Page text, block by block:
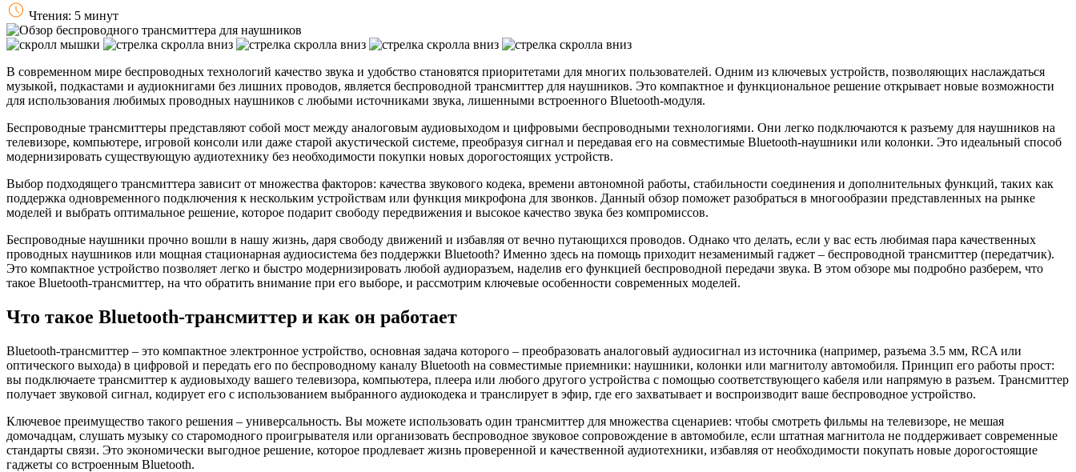
Чтения: 5 минут
В современном мире беспроводных технологий качество звука и удобство становятся приоритетами для многих пользователей. Одним из ключевых устройств, позволяющих наслаждаться
музыкой, подкастами и аудиокнигами без лишних проводов, является беспроводной трансмиттер для наушников. Это компактное и функциональное решение открывает новые возможности
для использования любимых проводных наушников с любыми источниками звука, лишенными встроенного Bluetooth-модуля.
Беспроводные трансмиттеры представляют собой мост между аналоговым аудиовыходом и цифровыми беспроводными технологиями. Они легко подключаются к разъему для наушников на
телевизоре, компьютере, игровой консоли или даже старой акустической системе, преобразуя сигнал и передавая его на совместимые Bluetooth-наушники или колонки. Это идеальный способ
модернизировать существующую аудиотехнику без необходимости покупки новых дорогостоящих устройств.
Выбор подходящего трансмиттера зависит от множества факторов: качества звукового кодека, времени автономной работы, стабильности соединения и дополнительных функций, таких как
поддержка одновременного подключения к нескольким устройствам или функция микрофона для звонков. Данный обзор поможет разобраться в многообразии представленных на рынке
моделей и выбрать оптимальное решение, которое подарит свободу передвижения и высокое качество звука без компромиссов.
Беспроводные наушники прочно вошли в нашу жизнь, даря свободу движений и избавляя от вечно путающихся проводов. Однако что делать, если у вас есть любимая пара качественных
проводных наушников или мощная стационарная аудиосистема без поддержки Bluetooth? Именно здесь на помощь приходит незаменимый гаджет – беспроводной трансмиттер (передатчик).
Это компактное устройство позволяет легко и быстро модернизировать любой аудиоразъем, наделив его функцией беспроводной передачи звука. В этом обзоре мы подробно разберем, что
такое Bluetooth-трансмиттер, на что обратить внимание при его выборе, и рассмотрим ключевые особенности современных моделей.
Что такое Bluetooth-трансмиттер и как он работает
Bluetooth-трансмиттер – это компактное электронное устройство, основная задача которого – преобразовать аналоговый аудиосигнал из источника (например, разъема 3.5 мм, RCA или
оптического выхода) в цифровой и передать его по беспроводному каналу Bluetooth на совместимые приемники: наушники, колонки или магнитолу автомобиля. Принцип его работы прост:
вы подключаете трансмиттер к аудиовыходу вашего телевизора, компьютера, плеера или любого другого устройства с помощью соответствующего кабеля или напрямую в разъем. Трансмиттер
получает звуковой сигнал, кодирует его с использованием выбранного аудиокодека и транслирует в эфир, где его захватывает и воспроизводит ваше беспроводное устройство.
Ключевое преимущество такого решения – универсальность. Вы можете использовать один трансмиттер для множества сценариев: чтобы смотреть фильмы на телевизоре, не мешая
домочадцам, слушать музыку со старомодного проигрывателя или организовать беспроводное звуковое сопровождение в автомобиле, если штатная магнитола не поддерживает современные
стандарты связи. Это экономически выгодное решение, которое продлевает жизнь проверенной и качественной аудиотехники, избавляя от необходимости покупать новые дорогостоящие
гаджеты со встроенным Bluetooth.